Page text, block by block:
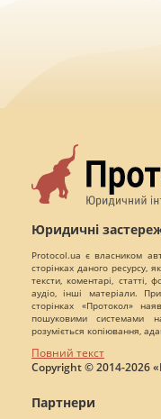
Юридичні
Protocol.ua є власником
сторінках даного ресурсу,
тексти, коментарі, статті,
аудіо, інші матеріали.
сторінках «Протокол»
пошуковими системами
розуміється копіювання,
Повний текст
Copyright © 2014-2026
Партнери